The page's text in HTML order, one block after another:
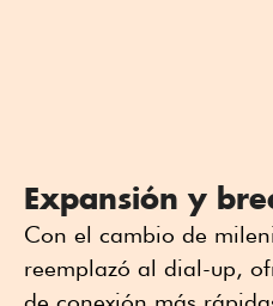
Expansión y
Con el cambio de
reemplazó al dial-up,